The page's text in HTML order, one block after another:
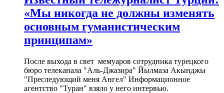
«Мы никогда не должны изменять
основным гуманистическим
принципам»
После выхода в свет мемуаров сотрудника турецкого
бюро телеканала "Аль-Джазира" Йылмаза Акынджы
"Преследующий меня Ангел" Информационное
агентство "Туран" взяло у него интервью.